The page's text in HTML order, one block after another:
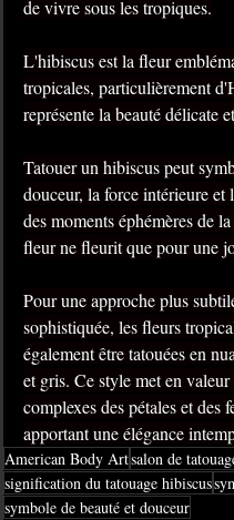
de vivre sous les tropiques.
L'hibiscus est la fleur
tropicales, particulièrement
représente la beauté délicate
Tatouer un hibiscus peut
douceur, la force intérieure et
des moments éphémères de
fleur ne fleurit que pour une
Pour une approche plus
sophistiquée, les fleurs
également être tatouées en
et gris. Ce style met en valeur
complexes des pétales et des
apportant une élégance
American Body Artsalon de
signification du tatouage hibiscus
symbole de beauté et douceur